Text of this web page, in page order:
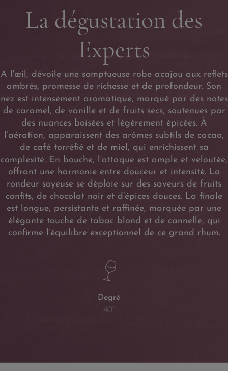
La dégustation des
Experts
A l'œil, dévoile une somptueuse robe acajou aux reflets
ambrés, promesse de richesse et de profondeur. Son
nez est intensément aromatique, marqué par des notes
de caramel, de vanille et de fruits secs, soutenues par
des nuances boisées et légèrement épicées. À
l’aération, apparaissent des arômes subtils de cacao,
de café torréfié et de miel, qui enrichissent sa
complexité. En bouche, l’attaque est ample et veloutée,
offrant une harmonie entre douceur et intensité. La
rondeur soyeuse se déploie sur des saveurs de fruits
confits, de chocolat noir et d’épices douces. La finale
est longue, persistante et raffinée, marquée par une
élégante touche de tabac blond et de cannelle, qui
confirme l’équilibre exceptionnel de ce grand rhum.
Degré
40°